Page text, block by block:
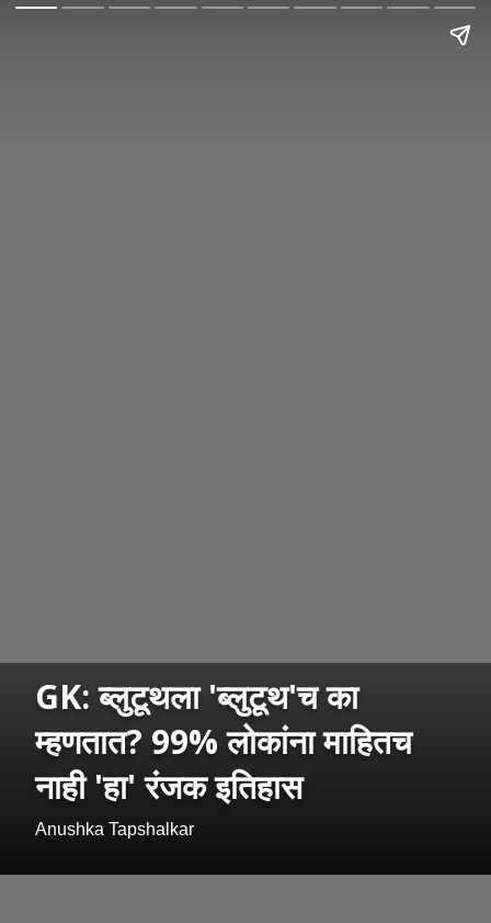
GK: ब्लुटूथला 'ब्लुटूथ'च का
म्हणतात? 99% लोकांना माहितच
नाही 'हा' रंजक इतिहास
Anushka Tapshalkar